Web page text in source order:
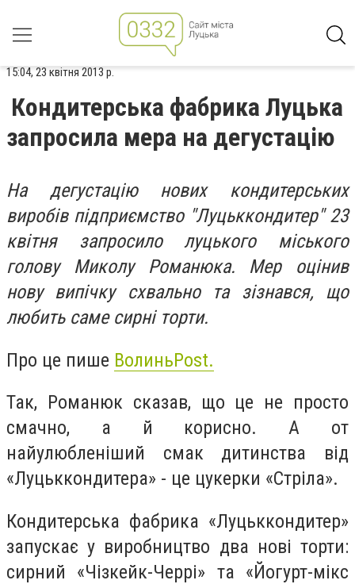
15:04, 23 квітня 2013 р.
Кондитерська фабрика Луцька
запросила мера на дегустацію
На дегустацію нових кондитерських
виробів підприємство "Луцьккондитер" 23
квітня запросило луцького міського
голову Миколу Романюка. Мер оцінив
нову випічку схвально та зізнався, що
любить саме сирні торти.
Про це пише ВолиньPost.
Так, Романюк сказав, що це не просто
смачно, а й корисно. А от
найулюбленіший смак дитинства від
«Луцьккондитера» - це цукерки «Стріла».
Кондитерська фабрика «Луцьккондитер»
запускає у виробництво два нові торти:
сирний «Чізкейк-Черрі» та «Йогурт-мікс